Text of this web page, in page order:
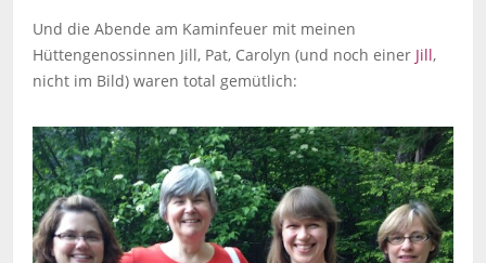
Und die Abende am Kaminfeuer mit meinen
Hüttengenossinnen Jill, Pat, Carolyn (und noch einer Jill,
nicht im Bild) waren total gemütlich: